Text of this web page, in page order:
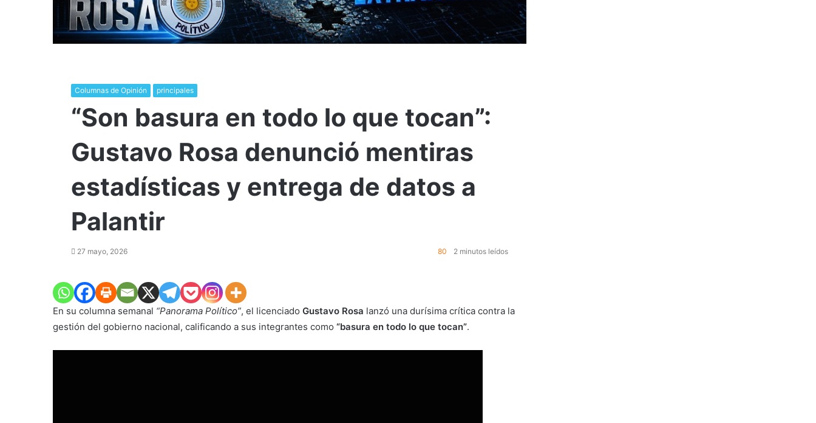
Columnas de Opinión principales
“Son basura en todo lo que tocan”:
Gustavo Rosa denunció mentiras
estadísticas y entrega de datos a
Palantir
27 mayo, 2026 80 2 minutos leídos
En su columna semanal “Panorama Político”, el licenciado Gustavo Rosa lanzó una durísima crítica contra la
gestión del gobierno nacional, calificando a sus integrantes como “basura en todo lo que tocan”.